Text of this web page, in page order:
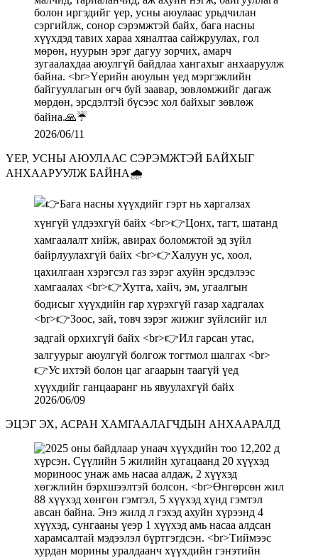
2026/06/11
ҮЕР, УСНЫ АЮУЛААС СЭРЭМЖТЭЙ БАЙХЫГ
АНХААРУУЛЖ БАЙНА🌧️
2026/06/09
ЭЦЭГ ЭХ, АСРАН ХАМГААЛАГЧДЫН АНХААРАЛД